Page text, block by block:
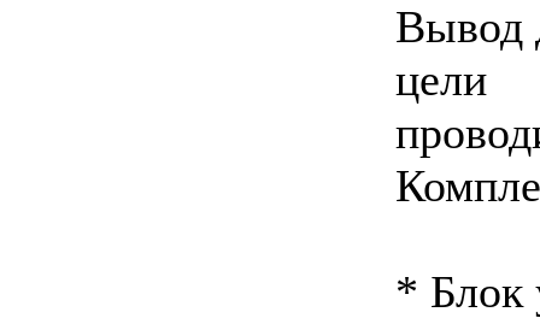
Вывод
цели
* Блок